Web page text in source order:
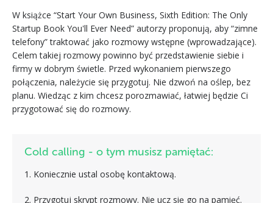
W książce “Start Your Own Business, Sixth Edition: The Only
Startup Book You'll Ever Need” autorzy proponują, aby “zimne
telefony” traktować jako rozmowy wstępne (wprowadzające).
Celem takiej rozmowy powinno być przedstawienie siebie i
firmy w dobrym świetle. Przed wykonaniem pierwszego
połączenia, należycie się przygotuj. Nie dzwoń na oślep, bez
planu. Wiedząc z kim chcesz porozmawiać, łatwiej będzie Ci
przygotować się do rozmowy.
Cold calling - o tym musisz pamiętać:
1. Koniecznie ustal osobę kontaktową.
2. Przygotuj skrypt rozmowy. Nie ucz się go na pamięć.